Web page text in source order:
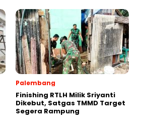
Palembang
Finishing RTLH Milik Sriyanti
Dikebut, Satgas TMMD Target
Segera Rampung